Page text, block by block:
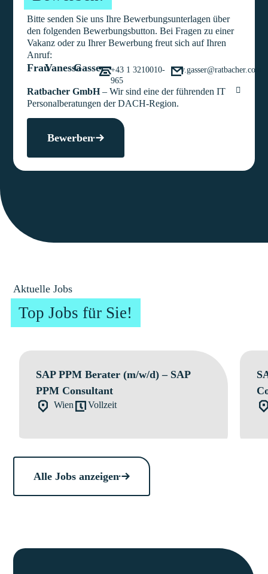
Bitte senden Sie uns Ihre Bewerbungsunterlagen über
den folgenden Bewerbungsbutton. Bei Fragen zu einer
Vakanz oder zu Ihrer Bewerbung freut sich auf Ihren
Anruf:
FrauVanessaGasser
+43 1 3210010-
965
v.gasser@ratbacher.com
Ratbacher GmbH– Wir sind eine der führenden IT
Personalberatungen der DACH-Region.
Bewerben
Aktuelle Jobs
Top Jobs für Sie!
SAP PPM Berater (m/w/d) – SAP
PPM Consultant
Wien Vollzeit
Alle Jobs anzeigen